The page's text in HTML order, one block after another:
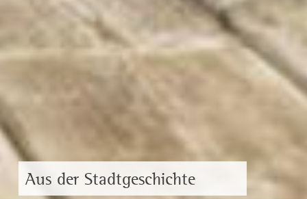
Aus der Stadtgeschichte